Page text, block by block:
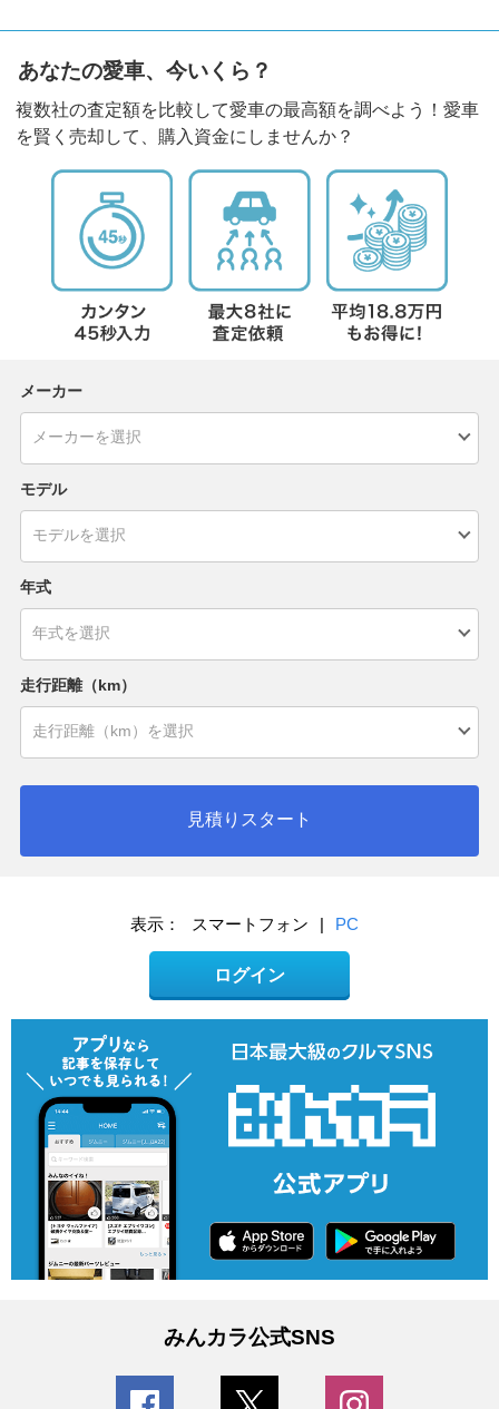
あなたの愛車、今いくら？
複数社の査定額を比較して愛車の最高額を調べよう！愛車
を賢く売却して、購入資金にしませんか？
メーカー
モデル
年式
走行距離（km）
見積りスタート
表示： スマートフォン | PC
ログイン
みんカラ公式SNS